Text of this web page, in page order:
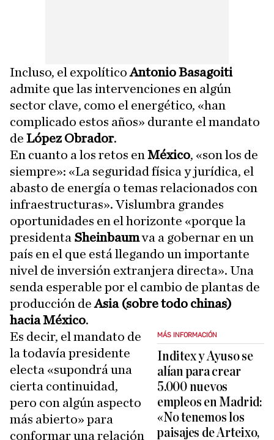
Incluso, el expolíticoAntonio Basagoiti
admite que las intervenciones en algún
sector clave, como el energético, «han
complicado estos años» durante el mandato
de López Obrador.
En cuanto a los retos en México, «son los de
siempre»: «La seguridad física y jurídica, el
abasto de energía o temas relacionados con
infraestructuras». Vislumbra grandes
oportunidades en el horizonte «porque la
presidenta Sheinbaumva a gobernar en un
país en el que está llegando un importante
nivel de inversión extranjera directa». Una
senda esperable por el cambio de plantas de
producción deAsia (sobre todo chinas)
hacia México.
MÁS INFORMACIÓN
Inditex y Ayuso se
alían para crear
5.000 nuevos
empleos en Madrid:
«No tenemos los
paisajes de Arteixo,
Es decir, el mandato de
la todavía presidente
electa «supondrá una
cierta continuidad,
pero con algún aspecto
más abierto» para
conformar una relación